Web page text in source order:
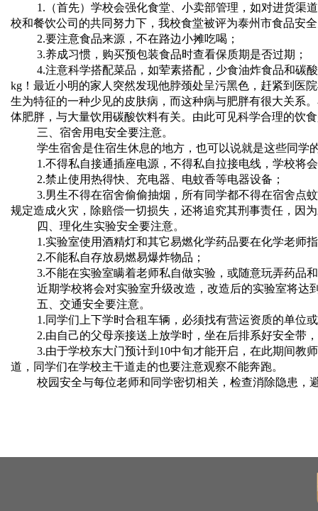
1.（首先）学校会强化食堂、小卖部管理，如对进货渠
校和餐饮公司的共同努力下，我校食堂被评为泰州市食品安
2.要注意食品来源，不在路边小摊吃喝；
3.养成习惯，购买预包装食品时查看保质期是否过期；
4.注意科学搭配菜品，如荤素搭配，少食油炸食品和碳
kg！最近小明的家人突然发现他脖颈处呈污黑色，赶紧到医
生为特征的一种少见的皮肤病，而这种病与肥胖有很大关系
体肥胖，与大量饮用碳酸饮料有关。由此可见科学合理的饮
三、宿舍用电安全要注意。
学生宿舍是住宿生休息的地方，也可以说就是这些同学
1.不得私自接通插座电源，不得私自拉接电线，学校将
2.禁止使用热得快、充电器、电蚊香等电器设备；
3.男生不得在宿舍偷偷抽烟，所有同学都不得在宿舍点
规定造成火灾，除赔偿一切损失，还将追究其刑事责任，因
四、理化生实验安全要注意。
1.实验室使用酒精灯和其它易燃化学药品要在化学老师
2.不能私自存放易燃易爆炸物品；
3.不能在实验室瞒着老师私自做实验，或随意玩弄药品
近期学校将会对实验室升级改造，改造后的实验室将
五、交通安全要注意。
1.同学们上下学时合租车辆，必须找有营运资质的单位
2.由自己的父母亲接送上放学时，坐在后排系好安全带
3.由于学校东大门预计到10中旬才能开启，在此期间教
道，同学们在学校主干道走的也要注意观察不能奔跑。
校园安全与每位老师和同学密切相关，检查消除隐患，